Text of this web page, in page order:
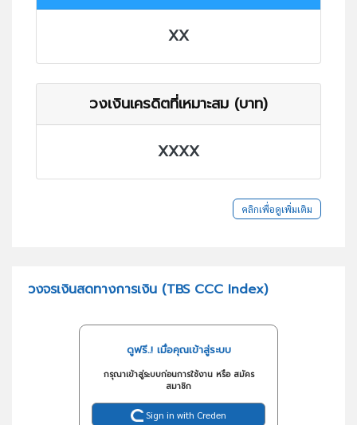
XX
วงเงินเครดิตที่เหมาะสม (บาท)
XXXX
คลิกเพื่อดูเพิ่มเติม
วงจรเงินสดทางการเงิน (TBS CCC Index)
ดูฟรี..! เมื่อคุณเข้าสู่ระบบ
กรุณาเข้าสู่ระบบก่อนการใช้งาน หรือ สมัคร
สมาชิก
Sign in with Creden